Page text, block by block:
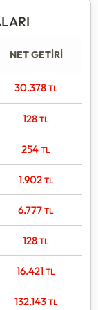
NET GETİRİ
30.378 TL
128 TL
254 TL
1.902 TL
6.777 TL
128 TL
16.421 TL
132.143 TL